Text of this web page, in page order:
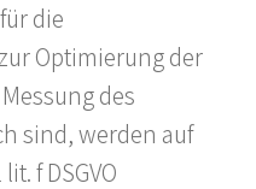
die
Optimierung der
des
sind, werden auf
f DSGVO